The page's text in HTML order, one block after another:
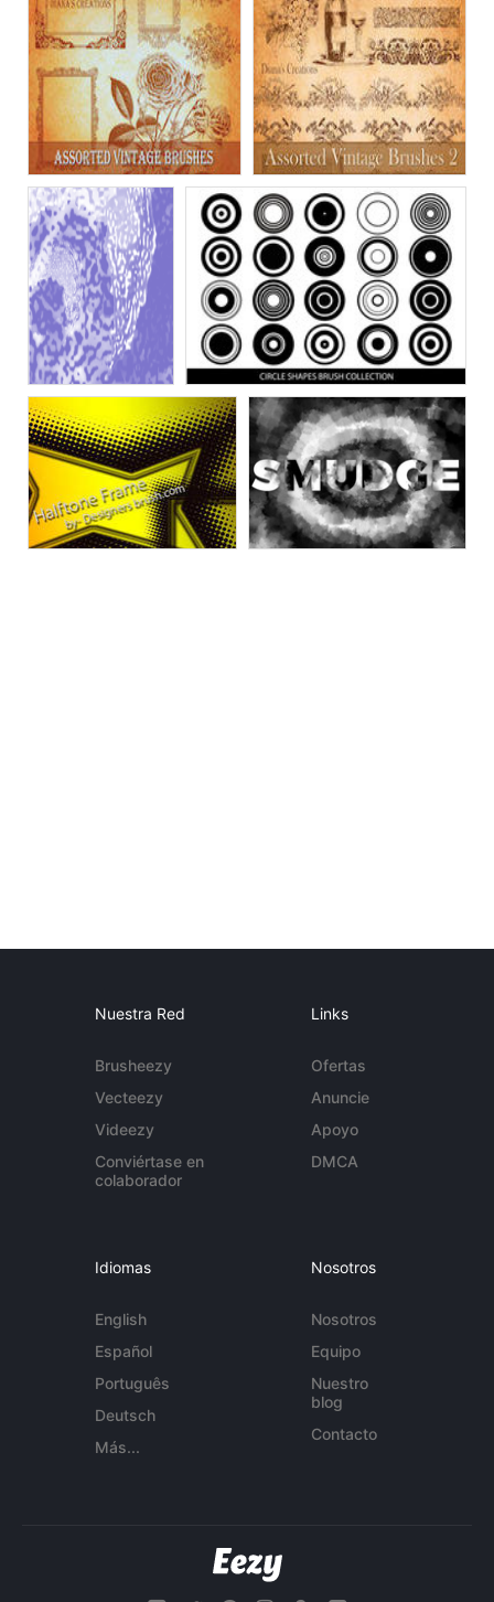
Nuestra Red
Brusheezy
Vecteezy
Videezy
Conviértase en
colaborador
Links
Ofertas
Anuncie
Apoyo
DMCA
Idiomas
English
Español
Português
Deutsch
Más...
Nosotros
Nosotros
Equipo
Nuestro
blog
Contacto